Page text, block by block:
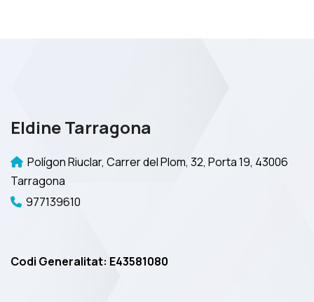
Eldine Tarragona
Polígon Riuclar, Carrer del Plom, 32, Porta 19, 43006
Tarragona
977139610
Codi Generalitat: E43581080